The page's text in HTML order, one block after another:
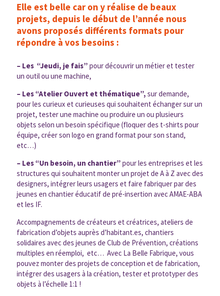
Elle est belle car on y réalise de beaux
projets, depuis le début de l’année nous
avons proposés différents formats pour
répondre à vos besoins :
– Les “Jeudi, je fais” pour découvrir un métier et tester
un outil ou une machine,
– Les “Atelier Ouvert et thématique”, sur demande,
pour les curieux et curieuses qui souhaitent échanger sur un
projet, tester une machine ou produire un ou plusieurs
objets selon un besoin spécifique (floquer des t-shirts pour
équipe, créer son logo en grand format pour son stand,
etc…)
– Les “Un besoin, un chantier” pour les entreprises et les
structures qui souhaitent monter un projet de A à Z avec des
designers, intégrer leurs usagers et faire fabriquer par des
jeunes en chantier éducatif de pré-insertion avec AMAE-ABA
et les IF.
Accompagnements de créateurs et créatrices, ateliers de
fabrication d’objets auprès d’habitant.es, chantiers
solidaires avec des jeunes de Club de Prévention, créations
multiples en réemploi, etc… Avec La Belle Fabrique, vous
pouvez monter des projets de conception et de fabrication,
intégrer des usagers à la création, tester et prototyper des
objets à l’échelle 1:1 !